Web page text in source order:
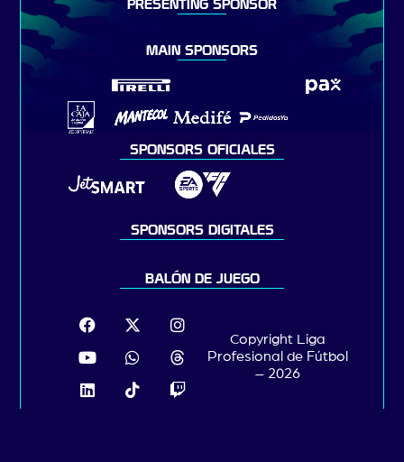
PRESENTING SPONSOR
MAIN SPONSORS
SPONSORS OFICIALES
SPONSORS DIGITALES
BALÓN DE JUEGO
Copyright Liga
Profesional de Fútbol
– 2026